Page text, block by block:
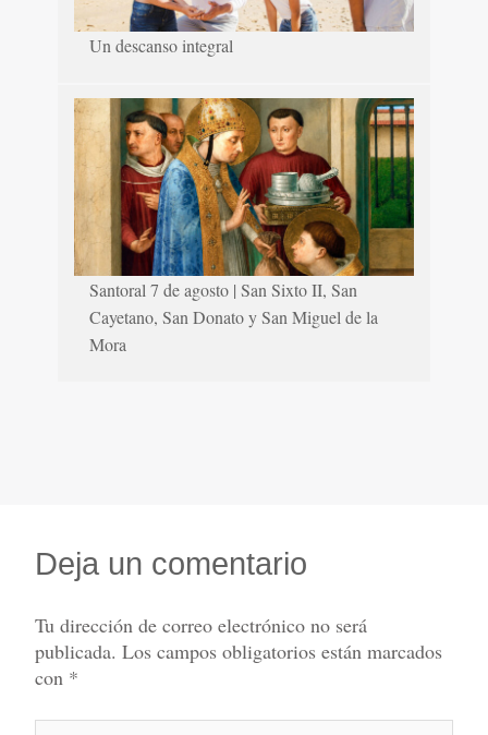
Un descanso integral
Santoral 7 de agosto | San Sixto II, San
Cayetano, San Donato y San Miguel de la
Mora
Deja un comentario
Tu dirección de correo electrónico no será
publicada. Los campos obligatorios están marcados
con *